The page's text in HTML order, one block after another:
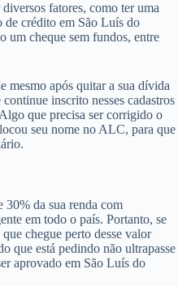
fatores, como ter uma
de crédito em São Luís do
um cheque sem fundos, entre
mesmo após quitar a sua dívida
inscrito nesses cadastros
que precisa ser corrigido o
seu nome no ALC, para que
30% da sua renda com
em todo o país. Portanto, se
chegue perto desse valor
que está pedindo não ultrapasse
aprovado em São Luís do